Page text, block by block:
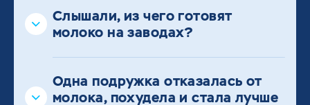
Слышали, из чего готовят
молоко на заводах?
Одна подружка отказалась от
молока, похудела и стала лучше